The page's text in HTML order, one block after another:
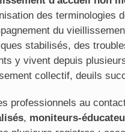
des terminologies
du
stabilisés, des
y vivent depuis
collectif, deuils
professionnels au
, moniteurs-